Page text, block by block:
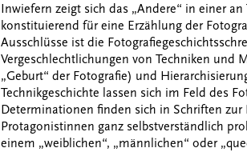
Inwiefern zeigt sich das „Andere“ in einer
konstituierend für eine Erzählung der
Ausschlüsse ist die
Vergeschlechtlichungen von Techniken und
„Geburt“ der Fotografie) und
Technikgeschichte lassen sich im Feld des
Determinationen finden sich in Schriften
Protagonistinnen ganz selbstverständlich
einem „weiblichen“, „männlichen“ oder